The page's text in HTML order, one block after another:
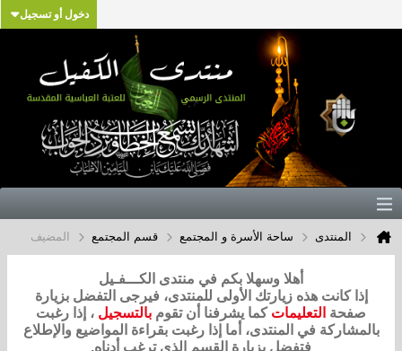
دخول أو تسجيل
المنتدى ساحة الأسرة و المجتمع قسم المجتمع المضيف
أهلا وسهلا بكم في منتدى الكـــفـيل
إذا كانت هذه زيارتك الأولى للمنتدى، فيرجى التفضل بزيارة
صفحة التعليمات كما يشرفنا أن تقوم بالتسجيل ، إذا رغبت
بالمشاركة في المنتدى، أما إذا رغبت بقراءة المواضيع والإطلاع
فتفضل بزيارة القسم الذي ترغب أدناه.